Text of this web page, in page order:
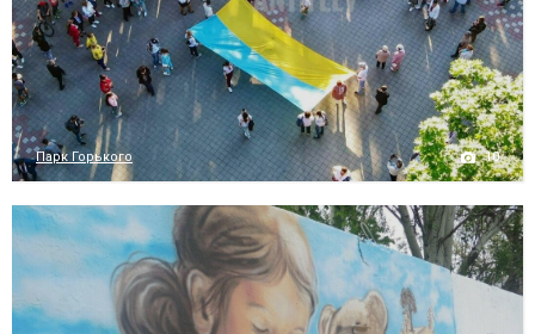
Парк Горького 10